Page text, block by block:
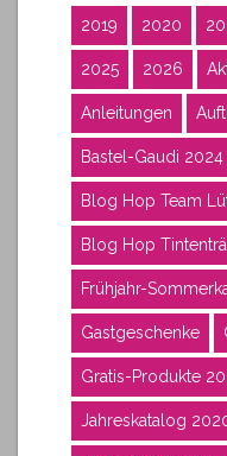
2019 2020
2025 2026
Anleitungen
Bastel-Gaudi 2024
Blog Hop Team
Blog Hop
Frühjahr-
Gastgeschenke
Gratis-Produkte
Jahreskatalog